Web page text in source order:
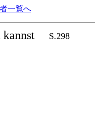
一覧へ
S.298